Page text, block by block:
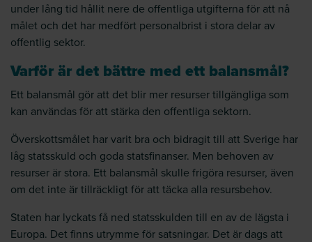
under lång tid hållit nere de offentliga utgifterna för att nå
målet och det har medfört personalbrist i stora delar av
offentlig sektor.
Varför är det bättre med ett balansmål?
Ett balansmål gör att det blir mer resurser tillgängliga som
kan användas för att stärka den offentliga sektorn.
Överskottsmålet har varit bra och bidragit till att Sverige har
låg statsskuld och goda statsfinanser. Men behoven av
resurser är stora. Ett balansmål skulle frigöra resurser, även
om det inte är tillräckligt för att täcka alla resursbehov.
Staten har lyckats få ned statsskulden till en av de lägsta i
Europa. Det finns utrymme för satsningar. Det är dags att